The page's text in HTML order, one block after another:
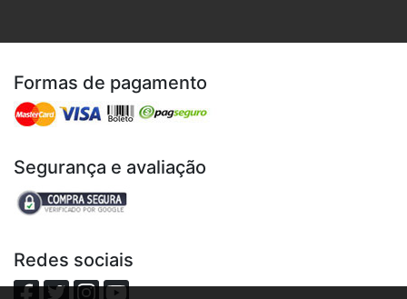
Formas de pagamento
Segurança e avaliação
Redes sociais